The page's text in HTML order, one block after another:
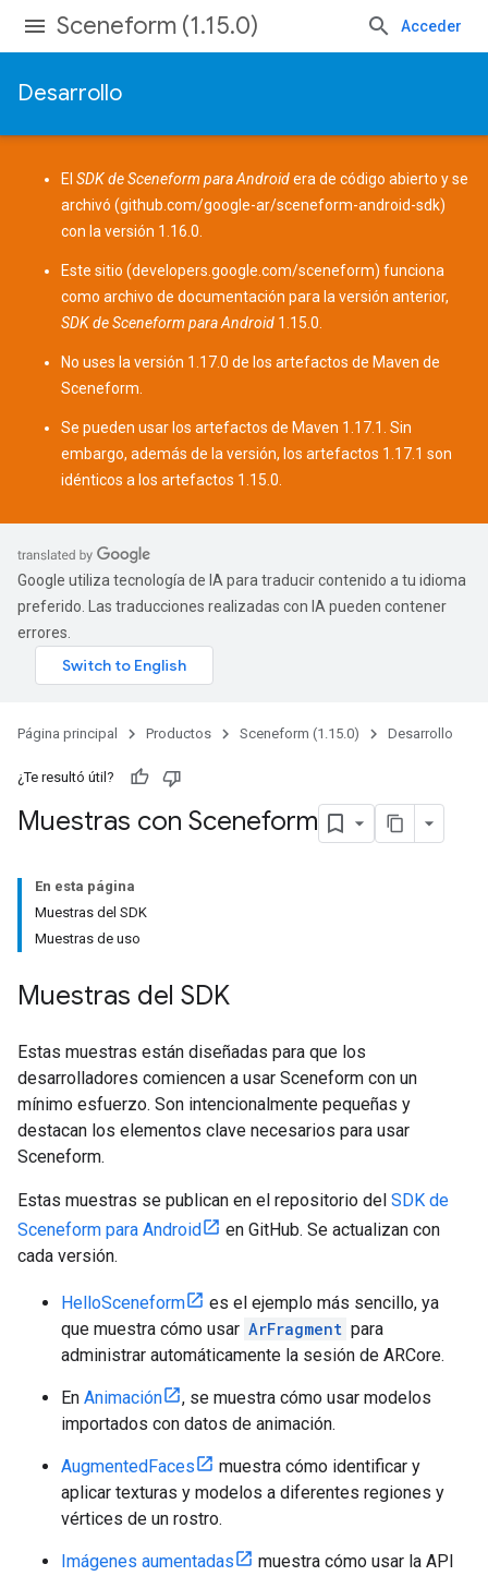
Sceneform (1.15.0) Acceder
Desarrollo
El SDK de Sceneform para Androidera de código abierto y se
archivó (github.com/google-ar/sceneform-android-sdk)
con la versión 1.16.0.
Este sitio (developers.google.com/sceneform) funciona
como archivo de documentación para la versión anterior,
SDK de Sceneform para Android 1.15.0.
No uses la versión 1.17.0 de los artefactos de Maven de
Sceneform.
Se pueden usar los artefactos de Maven 1.17.1. Sin
embargo, además de la versión, los artefactos 1.17.1 son
idénticos a los artefactos 1.15.0.
Google utiliza tecnología de IA para traducir contenido a tu idioma
preferido. Las traducciones realizadas con IA pueden contener
errores.
Página principal Productos Sceneform (1.15.0) Desarrollo
¿Te resultó útil?
Muestras con Sceneform
En esta página
Muestras del SDK
Muestras de uso
Muestras del SDK
Estas muestras están diseñadas para que los
desarrolladores comiencen a usar Sceneform con un
mínimo esfuerzo. Son intencionalmente pequeñas y
destacan los elementos clave necesarios para usar
Sceneform.
Estas muestras se publican en el repositorio del SDK de
Sceneform para Android
en GitHub. Se actualizan con
cada versión.
HelloSceneform
es el ejemplo más sencillo, ya
que muestra cómo usar ArFragment para
administrar automáticamente la sesión de ARCore.
En Animación
, se muestra cómo usar modelos
importados con datos de animación.
AugmentedFaces
muestra cómo identificar y
aplicar texturas y modelos a diferentes regiones y
vértices de un rostro.
Imágenes aumentadas
muestra cómo usar la API